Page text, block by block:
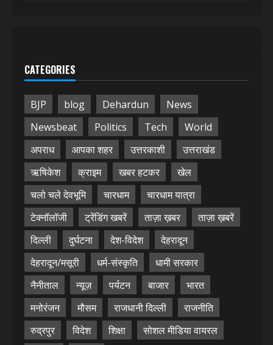
CATEGORIES
BJP blog Dehardun
News
Newsbeat
Politics Tech
World
अपराध
आपका शहर उत्तरकाशी
उत्तराखंड
ऋषिकेश
क्राइम खबर हटकर
खेल
चलो चले देवभूमि
चारधाम
चारधाम यात्रा
टेक्नॉलॉजी
ट्रेंडिंग खबरें ताज़ा ख़बर
ताज़ा ख़बरें
दिल्ली
दुर्घटना देश-विदेश
देहरादून
देहरादून/मसूरी
धर्म-संस्कृति
धामी सरकार
नैनीताल
न्यूज़ पर्यटन बाजार
भारत
मनोरंजन
मौसम राजधानी दिल्ली
राजनीति
रुद्रपुर
विदेश शिक्षा
सोशल मीडिया वायरल